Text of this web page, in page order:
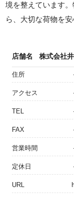
境を整えています
ら、大切な荷物を
店舗名 株式会社
住所
アクセス
TEL
FAX
営業時間
定休日
URL